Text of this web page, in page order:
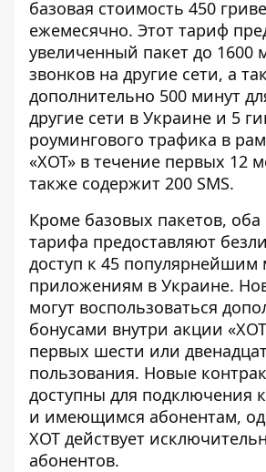
базовая стоимость 450
ежемесячно. Этот тариф
увеличенный пакет до 1600
звонков на другие сети, а
дополнительно 500 минут
другие сети в Украине и 5
роумингового трафика в
«ХОТ» в течение первых 12
также содержит 200 SMS.
Кроме базовых пакетов, оба
тарифа предоставляют
доступ к 45
приложениям в Украине.
могут воспользоваться
бонусами внутри акции
первых шести или
пользования. Новые
доступны для подключения
и имеющимся абонентам,
ХОТ действует
абонентов.